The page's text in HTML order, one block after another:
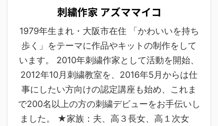
刺繍作家 アズママイコ
1979年生まれ・大阪市在住 「かわいいを持ち
歩く」をテーマに作品やキットの制作をして
います。 2010年刺繍作家として活動を開始、
2012年10月刺繍教室を、2016年5月からは仕
事にしたい方向けの認定講座も始め、これま
で200名以上の方の刺繍デビューをお手伝いし
ました。 ★家族：夫、高３長女、高１次女